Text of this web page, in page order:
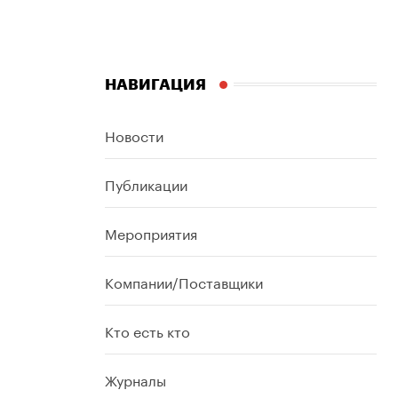
НАВИГАЦИЯ
Новости
Публикации
Мероприятия
Компании/Поставщики
Кто есть кто
Журналы